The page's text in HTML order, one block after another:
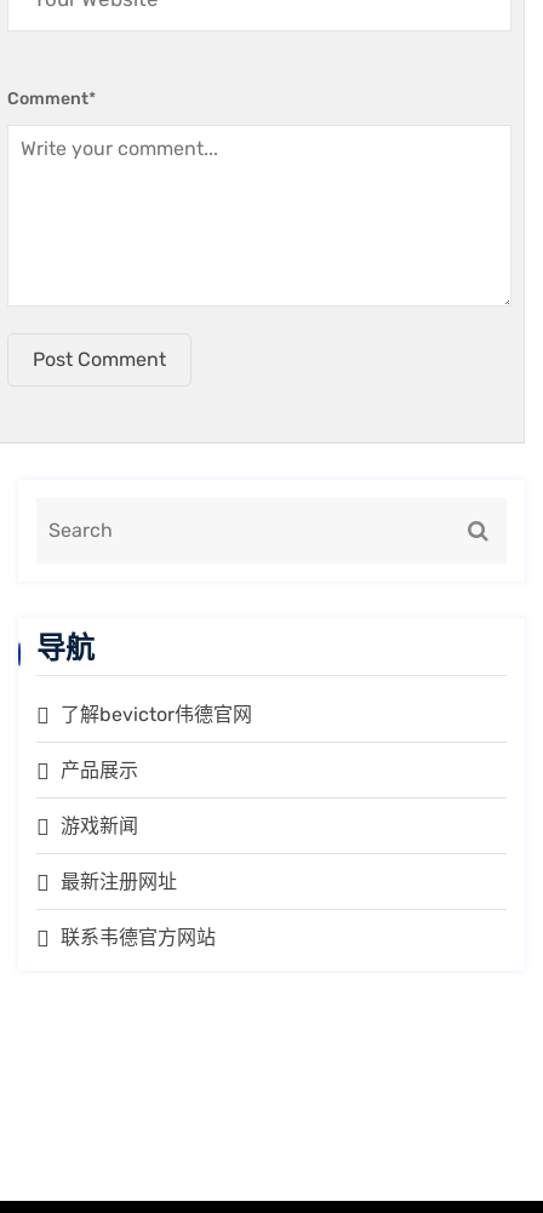
Comment*
Post Comment
导航
了解bevictor伟德官网
产品展示
游戏新闻
最新注册网址
联系韦德官方网站